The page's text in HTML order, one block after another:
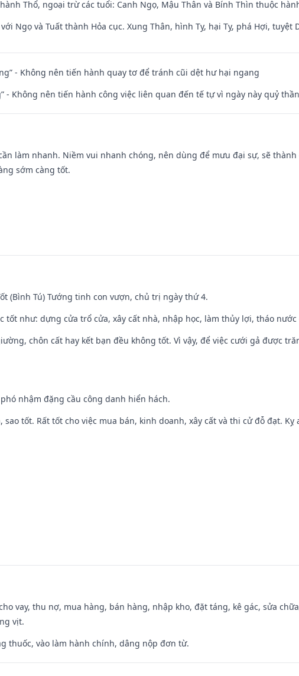
Thổ, ngoại trừ các tuổi: Canh Ngọ, Mậu Thân và Bính Thìn thuộc
Ngọ và Tuất thành Hỏa cục. Xung Thân, hình Tỵ, hại Tỵ, phá Hợi, tuyệt
- Không nên tiến hành quay tơ để tránh cũi dệt hư hại ngang
- Không nên tiến hành công việc liên quan đến tế tự vì ngày này quỷ
làm nhanh. Niềm vui nhanh chóng, nên dùng để mưu đại sự, sẽ
sớm càng tốt.
(Bình Tú) Tướng tinh con vượn, chủ trị ngày thứ 4.
tốt như: dựng cửa trổ cửa, xây cất nhà, nhập học, làm thủy lợi, tháo
chôn cất hay kết bạn đều không tốt. Vì vậy, để việc cưới gả được
nhậm đặng cầu công danh hiển hách.
sao tốt. Rất tốt cho việc mua bán, kinh doanh, xây cất và thi cử đỗ đạt. Kỵ
vay, thu nợ, mua hàng, bán hàng, nhập kho, đặt táng, kê gác, sửa
vịt.
thuốc, vào làm hành chính, dâng nộp đơn từ.